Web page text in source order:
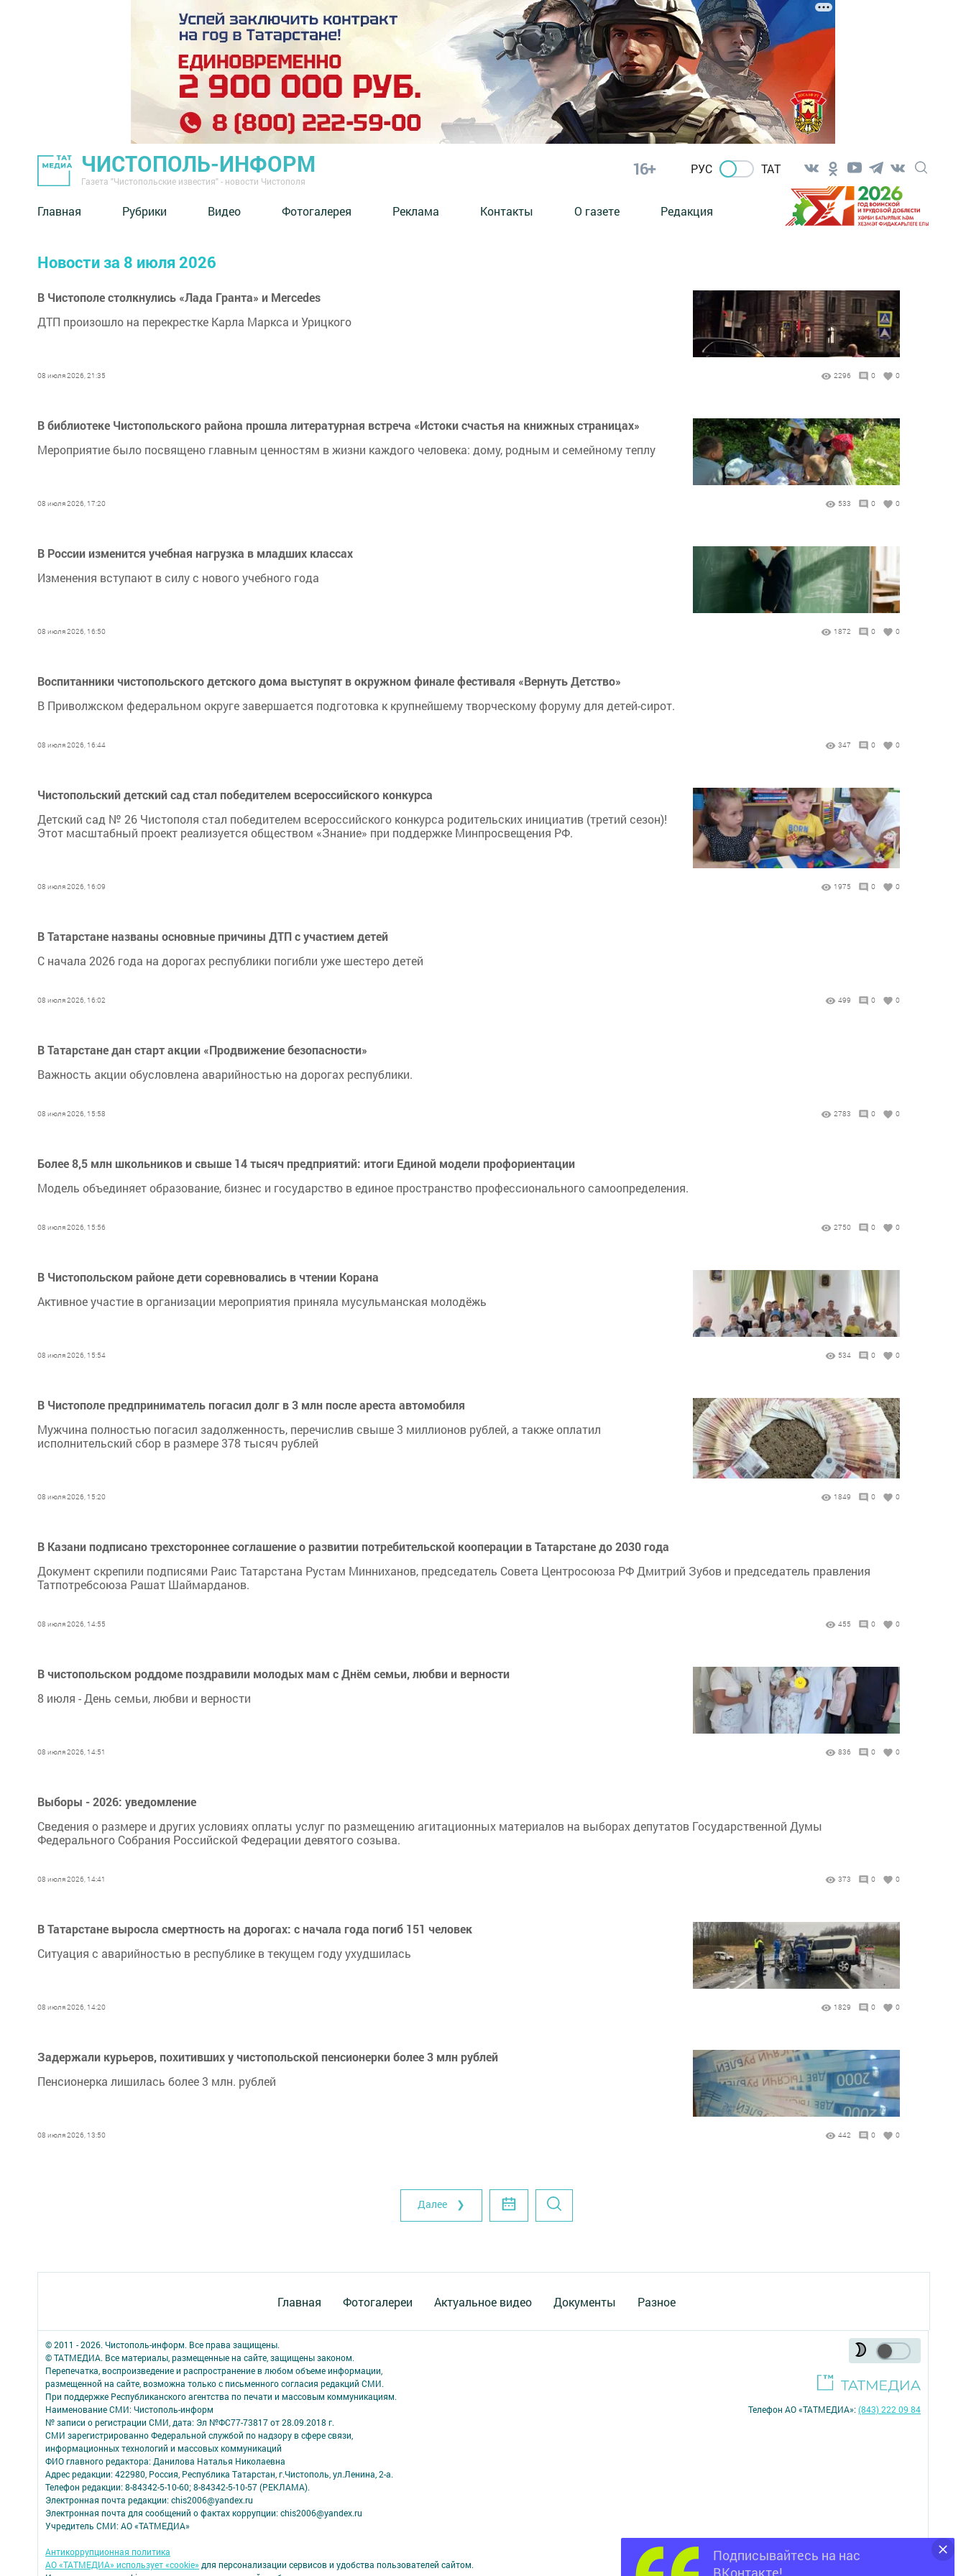
ЧИСТОПОЛЬ-ИНФОРМ
Газета "Чистопольские известия" - новости Чистополя
16+ РУС ТАТ
Главная Рубрики Видео Фотогалерея Реклама Контакты О газете Редакция
Новости за 8 июля 2026
В Чистополе столкнулись «Лада Гранта» и Mercedes
ДТП произошло на перекрестке Карла Маркса и Урицкого
08 июля 2026, 21:35 2296 0 0
В библиотеке Чистопольского района прошла литературная встреча «Истоки счастья на книжных страницах»
Мероприятие было посвящено главным ценностям в жизни каждого человека: дому, родным и семейному теплу
08 июля 2026, 17:20 533 0 0
В России изменится учебная нагрузка в младших классах
Изменения вступают в силу с нового учебного года
08 июля 2026, 16:50 1872 0 0
Воспитанники чистопольского детского дома выступят в окружном финале фестиваля «Вернуть Детство»
В Приволжском федеральном округе завершается подготовка к крупнейшему творческому форуму для детей-сирот.
08 июля 2026, 16:44 347 0 0
Чистопольский детский сад стал победителем всероссийского конкурса
Детский сад № 26 Чистополя стал победителем всероссийского конкурса родительских инициатив (третий сезон)!
Этот масштабный проект реализуется обществом «Знание» при поддержке Минпросвещения РФ.
08 июля 2026, 16:09 1975 0 0
В Татарстане названы основные причины ДТП с участием детей
С начала 2026 года на дорогах республики погибли уже шестеро детей
08 июля 2026, 16:02 499 0 0
В Татарстане дан старт акции «Продвижение безопасности»
Важность акции обусловлена аварийностью на дорогах республики.
08 июля 2026, 15:58 2783 0 0
Более 8,5 млн школьников и свыше 14 тысяч предприятий: итоги Единой модели профориентации
Модель объединяет образование, бизнес и государство в единое пространство профессионального самоопределения.
08 июля 2026, 15:56 2750 0 0
В Чистопольском районе дети соревновались в чтении Корана
Активное участие в организации мероприятия приняла мусульманская молодёжь
08 июля 2026, 15:54 534 0 0
В Чистополе предприниматель погасил долг в 3 млн после ареста автомобиля
Мужчина полностью погасил задолженность, перечислив свыше 3 миллионов рублей, а также оплатил
исполнительский сбор в размере 378 тысяч рублей
08 июля 2026, 15:20 1849 0 0
В Казани подписано трехстороннее соглашение о развитии потребительской кооперации в Татарстане до 2030 года
Документ скрепили подписями Раис Татарстана Рустам Минниханов, председатель Совета Центросоюза РФ Дмитрий Зубов и председатель правления
Татпотребсоюза Рашат Шаймарданов.
08 июля 2026, 14:55 455 0 0
В чистопольском роддоме поздравили молодых мам с Днём семьи, любви и верности
8 июля - День семьи, любви и верности
08 июля 2026, 14:51 836 0 0
Выборы - 2026: уведомление
Сведения о размере и других условиях оплаты услуг по размещению агитационных материалов на выборах депутатов Государственной Думы
Федерального Собрания Российской Федерации девятого созыва.
08 июля 2026, 14:41 373 0 0
В Татарстане выросла смертность на дорогах: с начала года погиб 151 человек
Ситуация с аварийностью в республике в текущем году ухудшилась
08 июля 2026, 14:20 1829 0 0
Задержали курьеров, похитивших у чистопольской пенсионерки более 3 млн рублей
Пенсионерка лишилась более 3 млн. рублей
08 июля 2026, 13:50 442 0 0
Далее ❯
Главная Фотогалереи Актуальное видео Документы Разное
Подписывайтесь на нас
ВКонтакте!
© 2011 - 2026. Чистополь-информ. Все права защищены.
© ТАТМЕДИА. Все материалы, размещенные на сайте, защищены законом.
Перепечатка, воспроизведение и распространение в любом объеме информации,
размещенной на сайте, возможна только с письменного согласия редакций СМИ.
При поддержке Республиканского агентства по печати и массовым коммуникациям.
Наименование СМИ: Чистополь-информ
№ записи о регистрации СМИ, дата: Эл №ФС77-73817 от 28.09.2018 г.
СМИ зарегистрированно Федеральной службой по надзору в сфере связи,
информационных технологий и массовых коммуникаций
ФИО главного редактора: Данилова Наталья Николаевна
Адрес редакции: 422980, Россия, Республика Татарстан, г.Чистополь, ул.Ленина, 2-а.
Телефон редакции: 8-84342-5-10-60; 8-84342-5-10-57 (РЕКЛАМА).
Электронная почта редакции: chis2006@yandex.ru
Электронная почта для сообщений о фактах коррупции: chis2006@yandex.ru
Учредитель СМИ: АО «ТАТМЕДИА»
Антикоррупционная политика
АО «ТАТМЕДИА» использует «cookie» для персонализации сервисов и удобства пользователей сайтом.
Телефон АО «ТАТМЕДИА»:(843) 222 09 84